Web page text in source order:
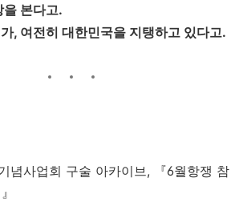
을 본다고.
, 여전히 대한민국을 지탱하고 있다고.
념사업회 구술 아카이브, 『6월항쟁 참